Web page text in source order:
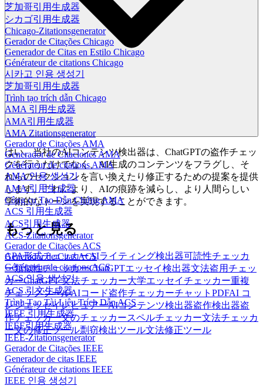
芝加哥引用生成器
シカゴ引用生成器
Chicago-Zitationsgenerator
Gerador de Citações Chicago
Generador de Citas en Estilo Chicago
Générateur de citations Chicago
시카고 인용 생성기
芝加哥引用生成器
Trình tạo trích dẫn Chicago
AMA 引用生成器
AMA引用生成器
AMA Zitationsgenerator
Gerador de Citações AMA
Generador de Citaciones AMA
Générateur de citations AMA
AMA 인용 생성기
AMA 引用生成器
Công cụ Tạo Dẫn Chứng AMA
ACS 引用生成器
ACS引用生成器
ACS-Zitationsgenerator
Gerador de Citações ACS
Generador de Citas ACS
Générateur de citations ACS
ACS 인용 생성기
ACS 引文生成器
Trình Tạo Tài Liệu Trích Dẫn ACS
IEEE 引用生成器
IEEE引用生成器
IEEE-Zitationsgenerator
Gerador de Citações IEEE
Generador de citas IEEE
Générateur de citations IEEE
IEEE 인용 생성기
はい。当社のAIコンテンツ検出器は、ChatGPTの盗作チェッ
クを行うだけでなく、AI生成のコンテンツをフラグし、そ
れらのセクションを言い換えたり修正するための提案を提供
します。これにより、AIの痕跡を減らし、より人間らしい
学術的なトーンを実現することができます。
もっと見る
APA形式チェッカーAIライティング検出器可読性チェッカ
ー類似性チェッカーChatGPTエッセイ検出器文法盗用チェッ
カーChatGPT 文法チェッカー大学エッセイチェッカー重複
チェックツールAIコード盗作チェッカーチャットPDFAI コ
レジエッセイレビュアーAIコンテンツ検出器盗作検出器盗
作チェッカー文のチェッカースペルチェッカー文法チェッカ
ー文の修正ツール剽窃検出ツール文法修正ツール